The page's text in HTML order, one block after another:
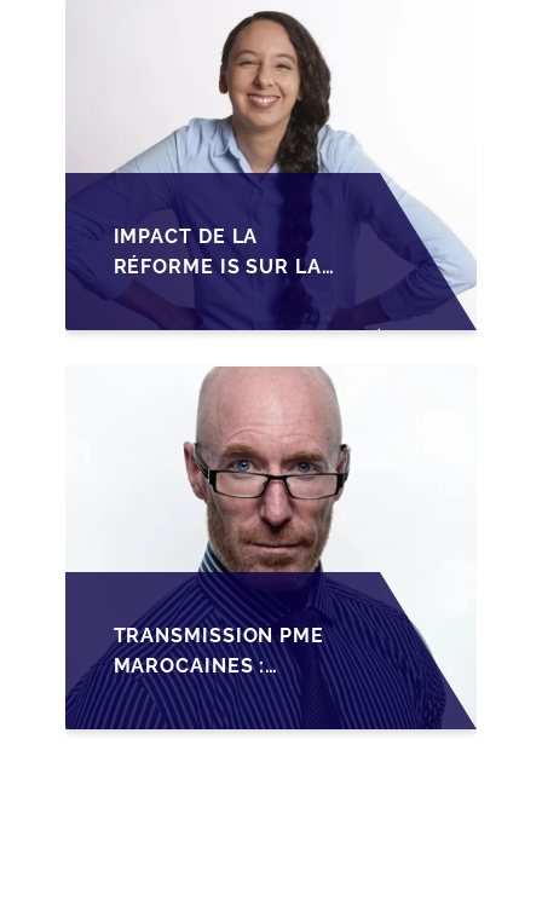
IMPACT DE LA
RÉFORME IS SUR LA
TRANSMISSION DES
PME FAMILIALES AU
TRANSMISSION PME
MAROCAINES :
SÉCURISER LA
CESSION AVEC LES